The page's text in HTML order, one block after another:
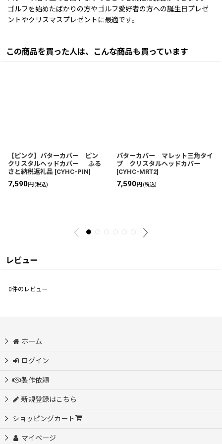
ゴルフを始めたばかりの方やゴルフ愛好者の方への誕生日プレゼ
ントやクリスマスプレゼントに最適です。
この商品を買った人は、こんな商品も買っています
【ピンク】パターカバー ピン
クリスタルヘッドカバー ふる
さと納税返礼品 [CYHC-PIN]
7,590円 (税込)
パターカバー マレット三角タイ
プ クリスタルヘッドカバー
[CYHC-MRT2]
7,590円 (税込)
レビュー
0件のレビュー
ホーム
ログイン
製作依頼
新規登録はこちら
ショッピングカート
マイページ